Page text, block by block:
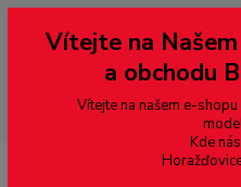
--- pro zákazníky ze Slovenska a
přepněte si e-shop na euro 💶
dobírky – pokud si z nějakého
domluvě zaslána znovu s
případě bude zrušena a účet
Vítejte na
a obchodu
Vítejte na našem e-
Kde